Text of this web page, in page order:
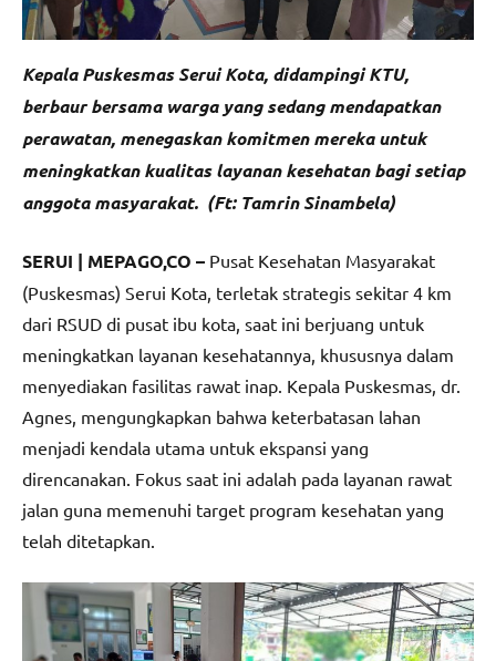
Kepala Puskesmas Serui Kota, didampingi KTU,
berbaur bersama warga yang sedang mendapatkan
perawatan, menegaskan komitmen mereka untuk
meningkatkan kualitas layanan kesehatan bagi setiap
anggota masyarakat. (Ft: Tamrin Sinambela)
SERUI | MEPAGO,CO – Pusat Kesehatan Masyarakat
(Puskesmas) Serui Kota, terletak strategis sekitar 4 km
dari RSUD di pusat ibu kota, saat ini berjuang untuk
meningkatkan layanan kesehatannya, khususnya dalam
menyediakan fasilitas rawat inap. Kepala Puskesmas, dr.
Agnes, mengungkapkan bahwa keterbatasan lahan
menjadi kendala utama untuk ekspansi yang
direncanakan. Fokus saat ini adalah pada layanan rawat
jalan guna memenuhi target program kesehatan yang
telah ditetapkan.